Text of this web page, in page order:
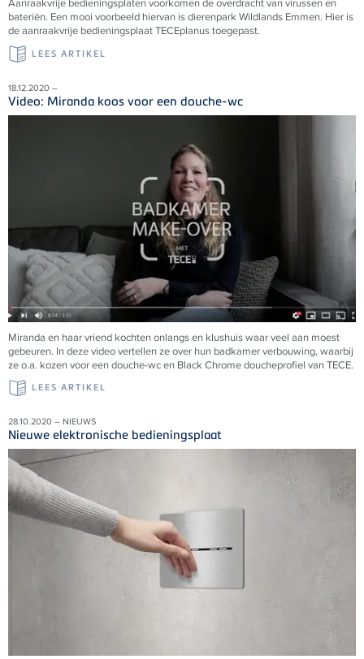
bateriën. Een mooi voorbeeld hiervan is dierenpark Wildlands Emmen. Hier is
de aanraakvrije bedieningsplaatTECEplanus toegepast.
LEES ARTIKEL
18.12.2020 –
Video: Miranda koos voor een douche-wc
Miranda en haar vriend kochten onlangs en klushuis waar veel aan moest
gebeuren. In deze video vertellen ze over hun badkamer verbouwing, waarbij
ze o.a. kozen voor een douche-wc en Black Chrome doucheprofiel van TECE.
LEES ARTIKEL
28.10.2020 – NIEUWS
Nieuwe elektronische bedieningsplaat